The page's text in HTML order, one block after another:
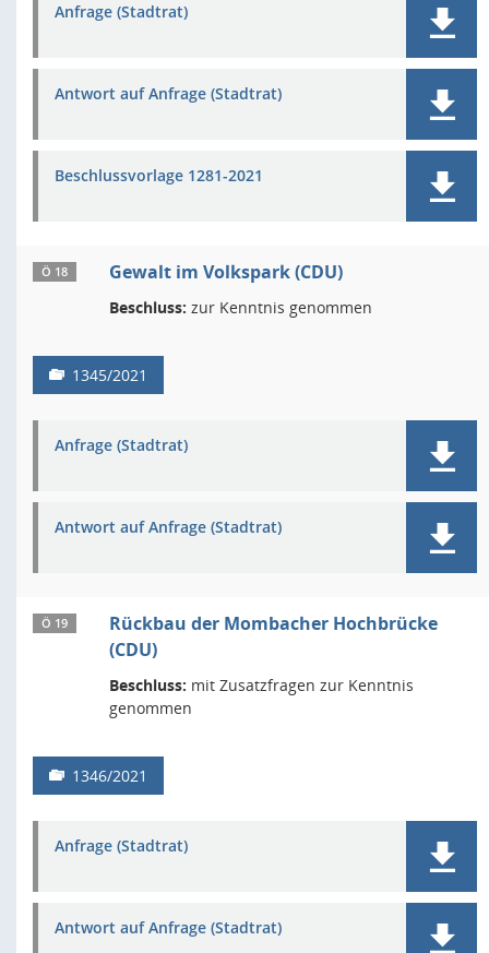
Anfrage (Stadtrat)
Antwort auf Anfrage (Stadtrat)
Beschlussvorlage 1281-2021
Ö 18 Gewalt im Volkspark (CDU)
Beschluss: zur Kenntnis genommen
1345/2021
Anfrage (Stadtrat)
Antwort auf Anfrage (Stadtrat)
Ö 19
Rückbau der Mombacher Hochbrücke
(CDU)
Beschluss: mit Zusatzfragen zur Kenntnis
genommen
1346/2021
Anfrage (Stadtrat)
Antwort auf Anfrage (Stadtrat)